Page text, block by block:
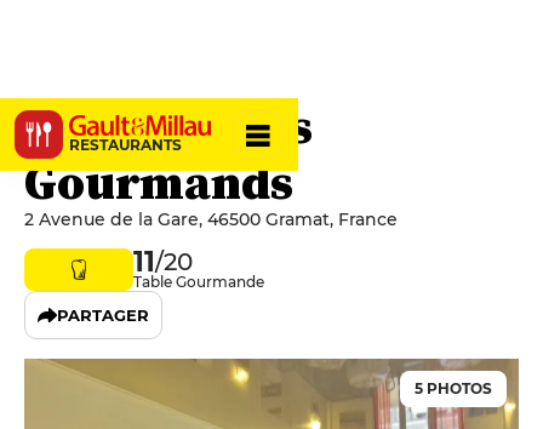
RESTAURANTS
Le Relais des
Gourmands
2 Avenue de la Gare, 46500 Gramat, France
11/20
Table Gourmande
PARTAGER
5 PHOTOS